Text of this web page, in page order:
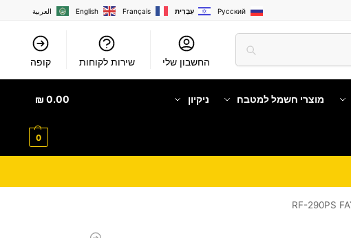
العربية English Français עִבְרִית Русский
החשבון שלי שירות לקוחות קופה
מוצרי חשמל למטבח ניקיון 0.00
₪
0